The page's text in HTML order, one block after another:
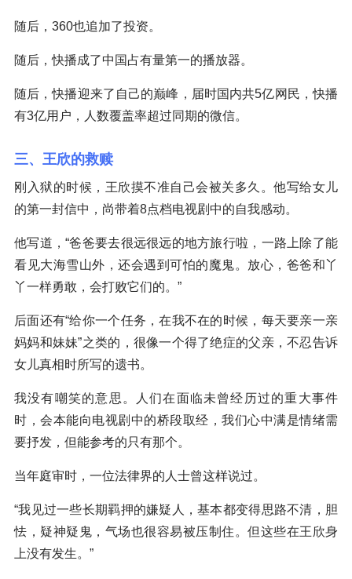
随后，360也追加了投资。
随后，快播成了中国占有量第一的播放器。
随后，快播迎来了自己的巅峰，届时国内共5亿网民，快播
有3亿用户，人数覆盖率超过同期的微信。
三、王欣的救赎
刚入狱的时候，王欣摸不准自己会被关多久。他写给女儿
的第一封信中，尚带着8点档电视剧中的自我感动。
他写道，“爸爸要去很远很远的地方旅行啦，一路上除了能
看见大海雪山外，还会遇到可怕的魔鬼。放心，爸爸和丫
丫一样勇敢，会打败它们的。”
后面还有“给你一个任务，在我不在的时候，每天要亲一亲
妈妈和妹妹”之类的，很像一个得了绝症的父亲，不忍告诉
女儿真相时所写的遗书。
我没有嘲笑的意思。人们在面临未曾经历过的重大事件
时，会本能向电视剧中的桥段取经，我们心中满是情绪需
要抒发，但能参考的只有那个。
当年庭审时，一位法律界的人士曾这样说过。
“我见过一些长期羁押的嫌疑人，基本都变得思路不清，胆
怯，疑神疑鬼，气场也很容易被压制住。但这些在王欣身
上没有发生。”